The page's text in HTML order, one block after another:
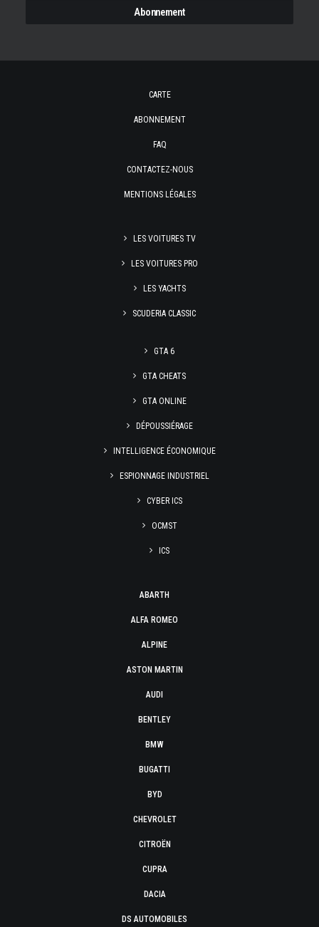
CARTE
ABONNEMENT
FAQ
CONTACTEZ-NOUS
MENTIONS LÉGALES
LES VOITURES TV
LES VOITURES PRO
LES YACHTS
SCUDERIA CLASSIC
GTA 6
GTA CHEATS
GTA ONLINE
DÉPOUSSIÉRAGE
INTELLIGENCE ÉCONOMIQUE
ESPIONNAGE INDUSTRIEL
CYBER ICS
OCMST
ICS
ABARTH
ALFA ROMEO
ALPINE
ASTON MARTIN
AUDI
BENTLEY
BMW
BUGATTI
BYD
CHEVROLET
CITROËN
CUPRA
DACIA
DS AUTOMOBILES